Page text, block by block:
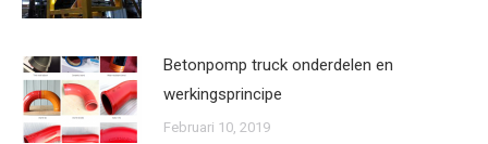
Betonpomp truck onderdelen en
werkingsprincipe
Februari 10, 2019